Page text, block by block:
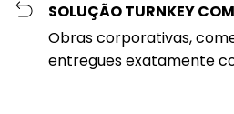
SOLUÇÃO TURNKEY
Obras corporativas,
entregues exatamente